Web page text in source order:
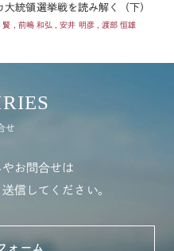
統領選挙戦を読み解く（下）
, 前嶋 和弘 , 安井 明彦 , 渡部 恒雄
せ
お問合せは
信してください。
ォーム